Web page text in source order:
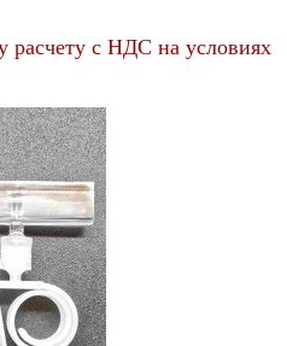
расчету с НДС на условиях